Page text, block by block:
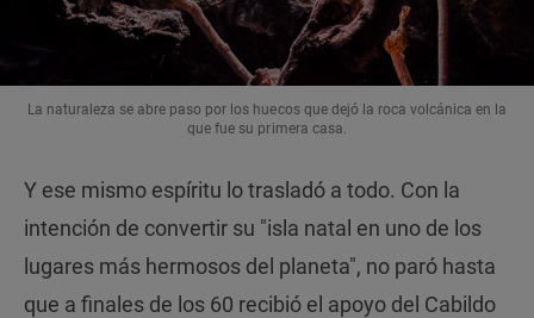
La naturaleza se abre paso por los huecos que dejó la roca volcánica en la
que fue su primera casa.
Y ese mismo espíritu lo trasladó a todo. Con la
intención de convertir su "isla natal en uno de los
lugares más hermosos del planeta", no paró hasta
que a finales de los 60 recibió el apoyo del Cabildo